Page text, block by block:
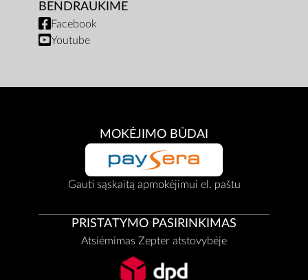
BENDRAUKIME
Facebook
Youtube
MOKĖJIMO BŪDAI
Gauti sąskaitą apmokėjimui el. paštu
PRISTATYMO PASIRINKIMAS
Atsiėmimas Zepter atstovybėje